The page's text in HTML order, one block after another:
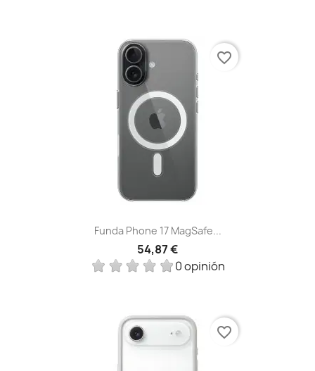
Funda Phone 17 MagSafe...
54,87 €
0 opinión
favorite_border
favorite_border